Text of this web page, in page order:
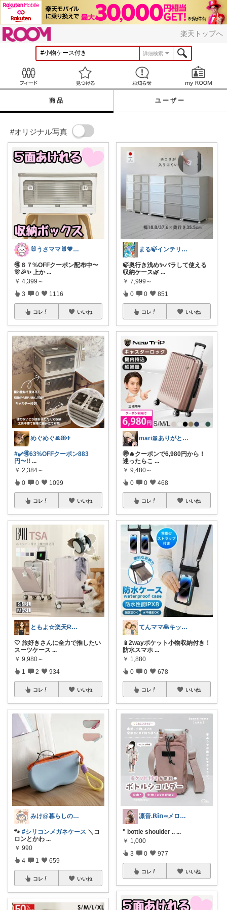
楽天トップへ
詳細検索
見つける お知らせ
商品 ユーザー
#オリジナル写真
🐰うさママ🐰💖キッズ・ママの日常✨
🉐６７%OFFクーポン配布中〜
🎊🎉✨ 上か ...
￥ 4,399～
3 0 1116
コレ いいね
めぐめぐꔛꕤ✈︎
#✔️🉐63%OFFクーポン883
円〜!! ...
￥ 2,384～
0 0 1099
コレ いいね
ともよ☆楽天ROOM
🤍 旅好きさんに全力で推したい
スーツケース ...
￥ 9,980～
1 2 934
コレ いいね
みけ@暮らしのアイテム🫖☕️⁎.
🐾 #シリコンメガネケース ＼コ
ロンとかわ ...
￥ 990
4 1 659
コレ いいね
まる🍃インテリア×くらし
🍃奥行き浅め✨バラして使える
収納ケース🌿 ...
￥ 7,999～
0 0 851
コレ いいね
mari🎀ありがとうです🥹
🉐🔥クーポンで6,980円から！
迷ったらこ ...
￥ 9,480～
0 0 468
コレ いいね
てんママ🥞キッチン雑貨と育児グッズ
📱2wayポケット小物収納付き！
防水スマホ ...
￥ 1,880
0 0 678
コレ いいね
凛音.𝗥𝗶𝗻༝༝メロウな暮らし🧸
" bottle shoulder .. ...
￥ 1,000
3 0 977
コレ いいね